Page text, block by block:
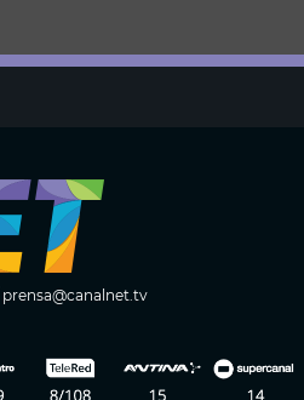
prensa@canalnet.tv